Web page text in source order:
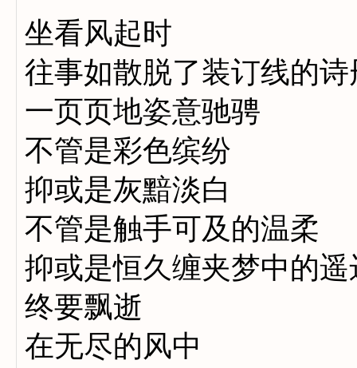
坐看风起时
往事如散脱了装订线的诗
一页页地姿意驰骋
不管是彩色缤纷
抑或是灰黯淡白
不管是触手可及的温柔
抑或是恒久缠夹梦中的遥
终要飘逝
在无尽的风中